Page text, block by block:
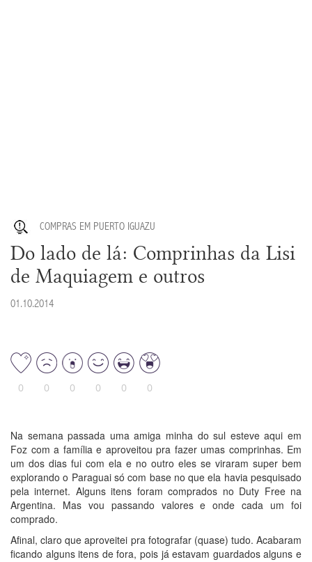
COMPRAS EM PUERTO IGUAZU
Do lado de lá: Comprinhas da Lisi
de Maquiagem e outros
01.10.2014
0 0 0 0 0 0
Na semana passada uma amiga minha do sul esteve aqui em
Foz com a família e aproveitou pra fazer umas comprinhas. Em
um dos dias fui com ela e no outro eles se viraram super bem
explorando o Paraguai só com base no que ela havia pesquisado
pela internet. Alguns itens foram comprados no Duty Free na
Argentina. Mas vou passando valores e onde cada um foi
comprado.
Afinal, claro que aproveitei pra fotografar (quase) tudo. Acabaram
ficando alguns itens de fora, pois já estavam guardados alguns e